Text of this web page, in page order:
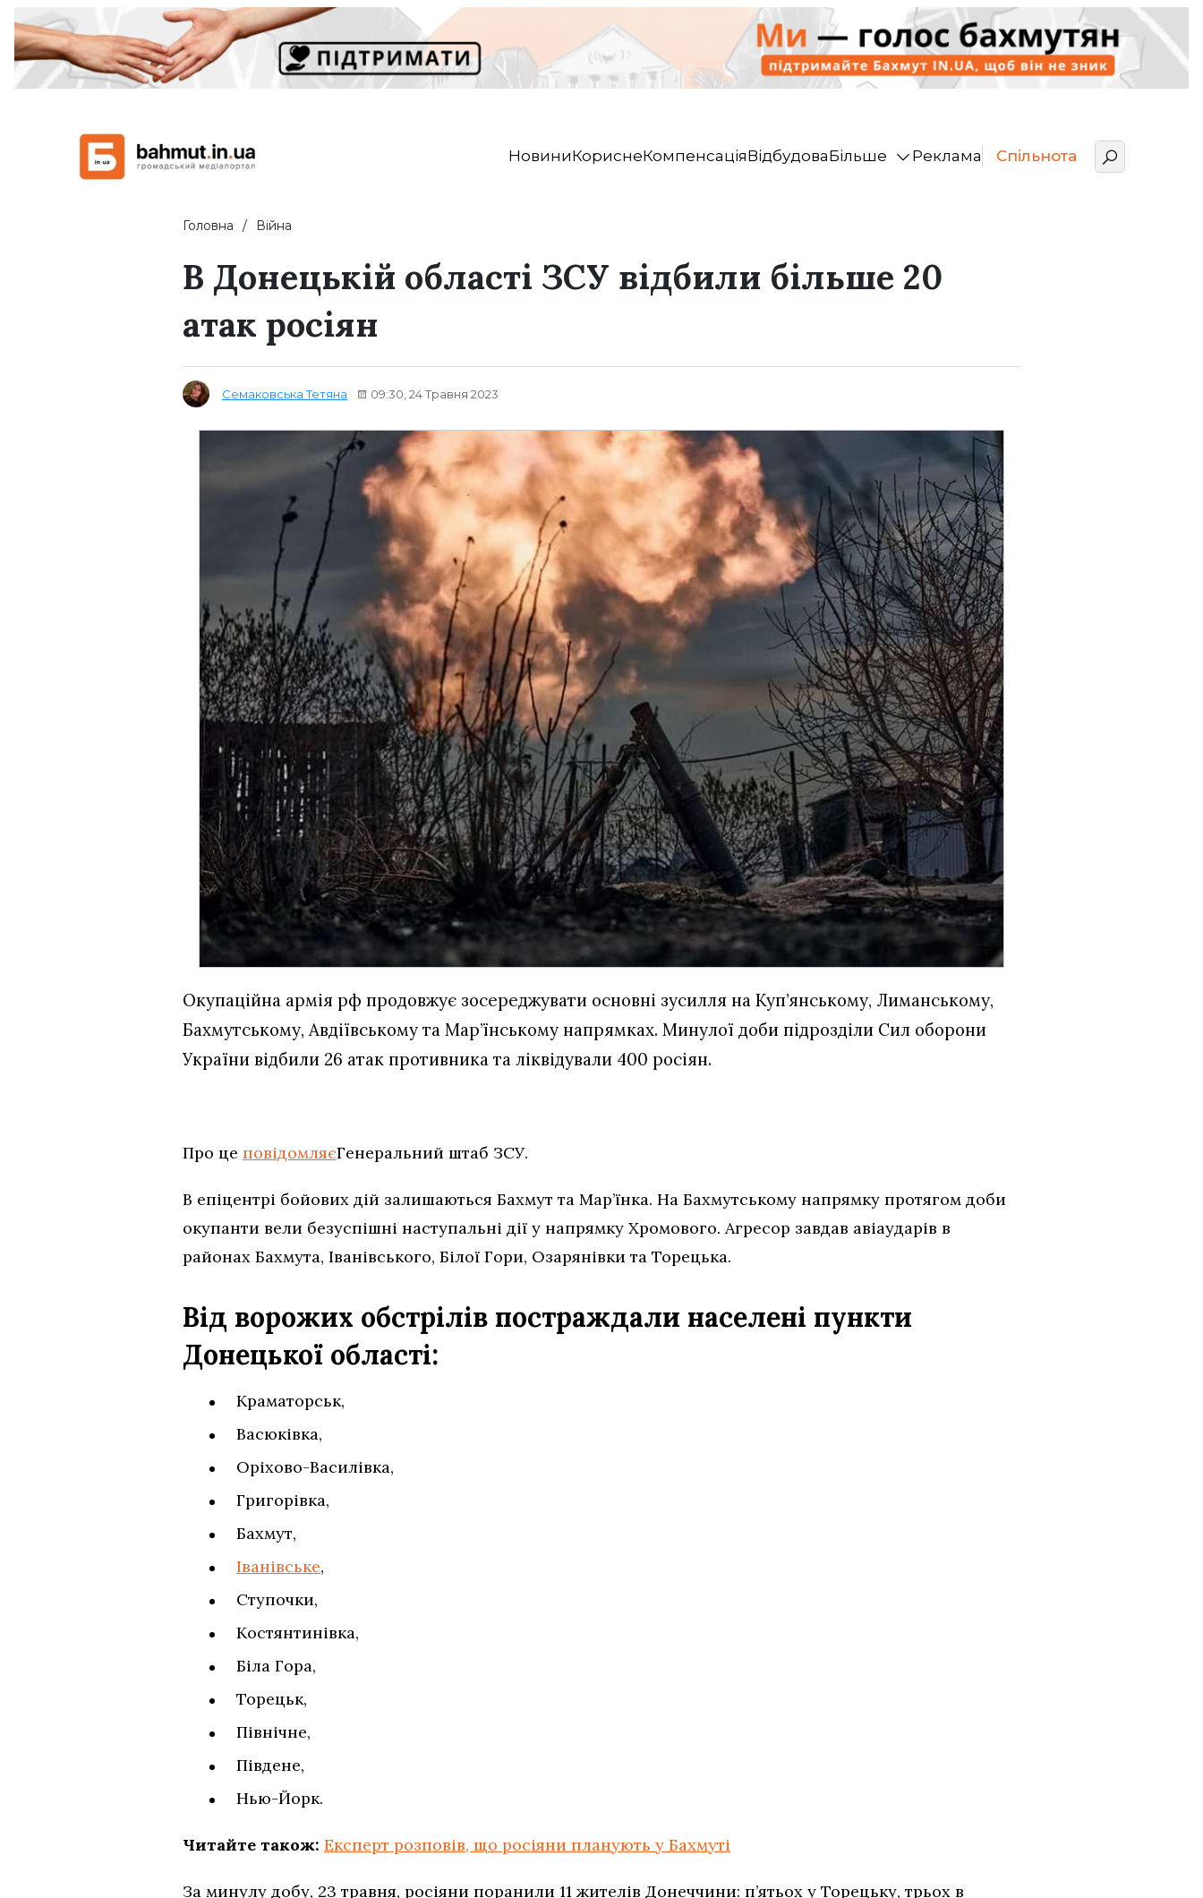
НовиниКориснеКомпенсаціяВідбудоваБільше Реклама Спільнота
Головна Війна
В Донецькій області ЗСУ відбили більше 20
атак росіян
Семаковська Тетяна 09:30, 24 Травня 2023
Окупаційна армія рф продовжує зосереджувати основні зусилля на Куп’янському, Лиманському,
Бахмутському, Авдіївському та Мар’їнському напрямках. Минулої доби підрозділи Сил оборони
України відбили 26 атак противника та ліквідували 400 росіян.
Про це повідомляєГенеральний штаб ЗСУ.
В епіцентрі бойових дій залишаються Бахмут та Мар’їнка. На Бахмутському напрямку протягом доби
окупанти вели безуспішні наступальні дії у напрямку Хромового. Агресор завдав авіаударів в
районах Бахмута, Іванівського, Білої Гори, Озарянівки та Торецька.
Від ворожих обстрілів постраждали населені пункти
Донецької області:
Краматорськ,
Васюківка,
Оріхово-Василівка,
Григорівка,
Бахмут,
Іванівське,
Ступочки,
Костянтинівка,
Біла Гора,
Торецьк,
Північне,
Південе,
Нью-Йорк.
Читайте також: Експерт розповів, що росіяни планують у Бахмуті
За минулу добу, 23 травня, росіяни поранили 11 жителів Донеччини: п’ятьох у Торецьку, трьох в